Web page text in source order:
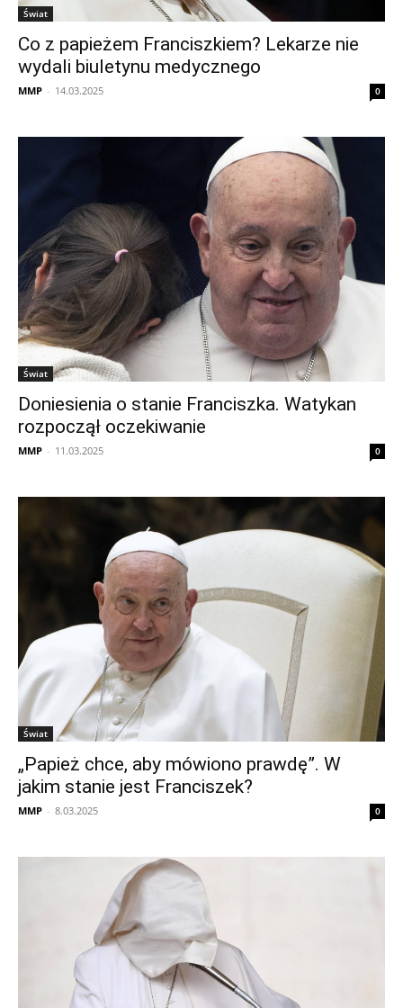
Świat
Co z papieżem Franciszkiem? Lekarze nie
wydali biuletynu medycznego
MMP - 14.03.2025 0
Świat
Doniesienia o stanie Franciszka. Watykan
rozpoczął oczekiwanie
MMP - 11.03.2025 0
Świat
„Papież chce, aby mówiono prawdę”. W
jakim stanie jest Franciszek?
MMP - 8.03.2025 0